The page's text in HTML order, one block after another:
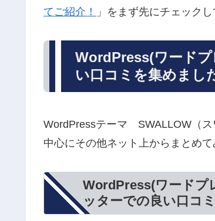
てご紹介！
」をまず先にチェックし
WordPress(ワード
い口コミを集めまし
WordPressテーマ SWALLOW（ス
中心にその他ネット上からまとめて
WordPress(ワードプ
ッターでの良い口コミ